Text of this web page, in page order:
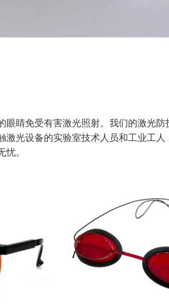
眼睛免受有害激光照射。我们的激光
激光设备的实验室技术人员和工业工
。